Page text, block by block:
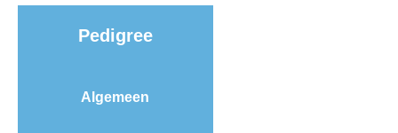
Informatie overschrijven paspoort
Formulier overschrijven op naam
Gids voor Goede Praktijken
Pedigree
Algemeen